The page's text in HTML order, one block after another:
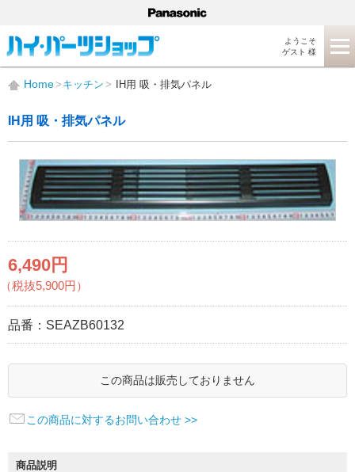
ようこそ
ゲスト 様
Home キッチン IH用 吸・排気パネル
IH用 吸・排気パネル
6,490円
（税抜5,900円）
品番： SEAZB60132
この商品は販売しておりません
この商品に対するお問い合わせ >>
商品説明